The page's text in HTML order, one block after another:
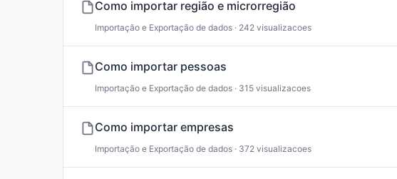
Como importar região e microrregião
Importação e Exportação de dados · 242 visualizacoes
Como importar pessoas
Importação e Exportação de dados · 315 visualizacoes
Como importar empresas
Importação e Exportação de dados · 372 visualizacoes